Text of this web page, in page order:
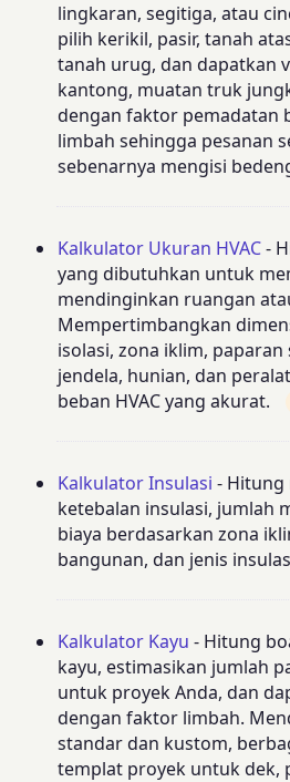
lingkaran, segitiga, atau
pilih kerikil, pasir, tanah
tanah urug, dan dapatkan
kantong, muatan truk
dengan faktor pemadatan
limbah sehingga pesanan
sebenarnya mengisi
Kalkulator Ukuran HVAC-
yang dibutuhkan untuk
mendinginkan ruangan
Mempertimbangkan
isolasi, zona iklim,
jendela, hunian, dan
beban HVAC yang akurat.
Kalkulator Insulasi - Hitung
ketebalan insulasi, jumlah
biaya berdasarkan zona
bangunan, dan jenis
Kalkulator Kayu - Hitung
kayu, estimasikan jumlah
untuk proyek Anda, dan
dengan faktor limbah.
standar dan kustom,
templat proyek untuk dek,